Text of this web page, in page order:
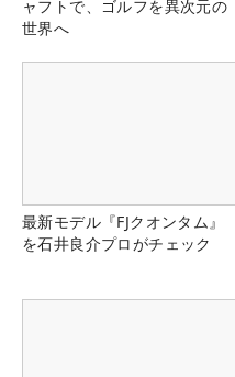
ャフトで、ゴルフを異次元の
世界へ
最新モデル『FJクオンタム』
を石井良介プロがチェック